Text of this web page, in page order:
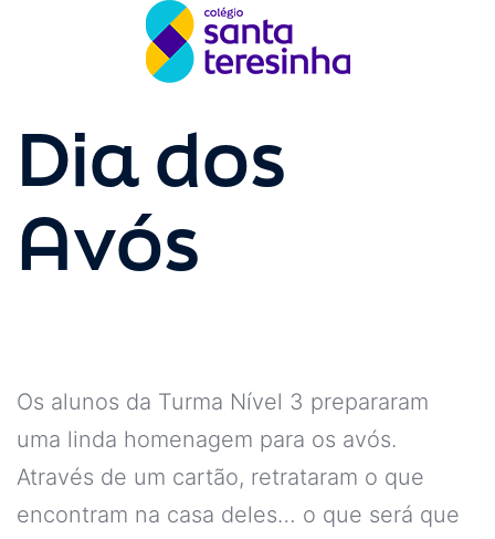
Dia dos
Avós
Os alunos da Turma Nível 3 prepararam
uma linda homenagem para os avós.
Através de um cartão, retrataram o que
encontram na casa deles… o que será que